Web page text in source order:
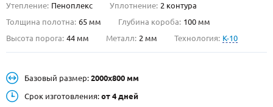
О НАС
Металлические двери от производителя с доставкой и установкой в
Москве и МО
НАЙТИ:
Утепление: Пеноплекс Уплотнение: 2 контура
Толщина полотна: 65 мм Глубина короба: 100 мм
Высота порога: 44 мм Металл: 2 мм Технология: K-10
Базовый размер: 2000х800 мм
Срок изготовления: от 4 дней